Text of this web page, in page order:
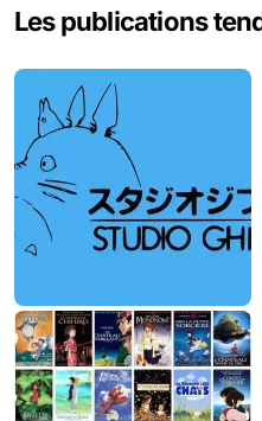
r
h
:
Les publications